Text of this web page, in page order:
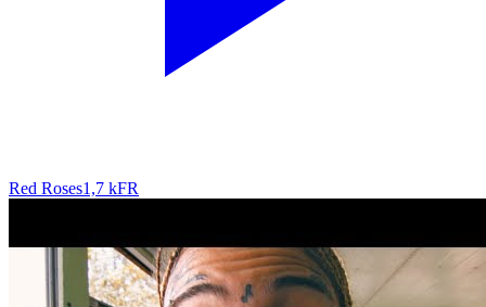
Red Roses1,7 kFR